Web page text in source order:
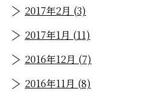
2017年2月 (3)
2017年1月 (11)
2016年12月 (7)
2016年11月 (8)